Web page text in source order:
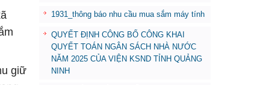
giữ
1931_thông báo nhu cầu mua sắm máy tính
QUYẾT ĐỊNH CÔNG BỐ CÔNG KHAI
QUYẾT TOÁN NGÂN SÁCH NHÀ NƯỚC
NĂM 2025 CỦA VIỆN KSND TỈNH QUẢNG
NINH